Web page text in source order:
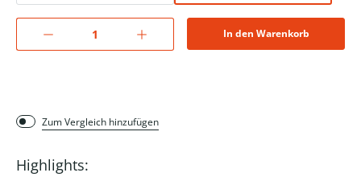
In den Warenkorb
Zum Vergleich hinzufügen
Highlights: